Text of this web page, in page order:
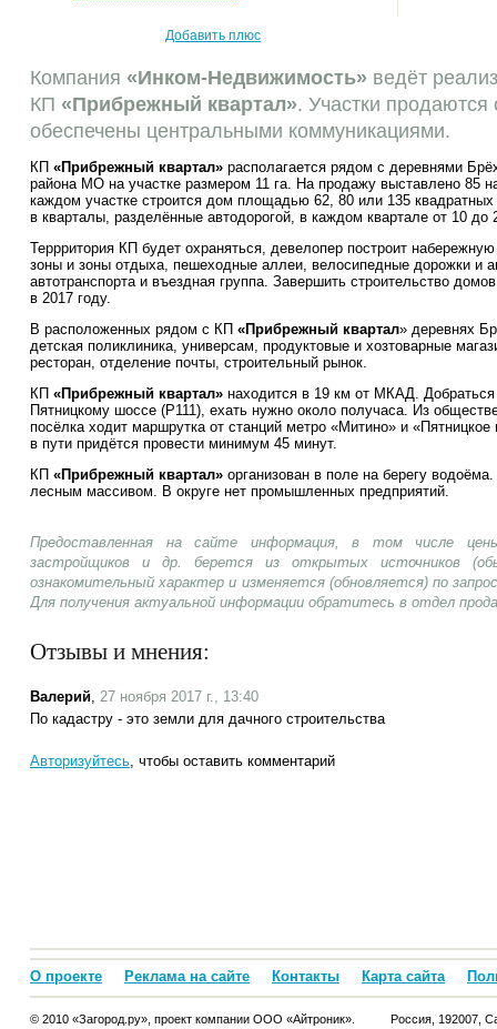
Добавить плюс
Компания «Инком-Недвижимость» ведёт
КП «Прибрежный квартал». Участки
обеспечены центральными коммуникациями.
КП «Прибрежный квартал» располагается рядом с деревнями
района МО на участке размером 11 га. На продажу выставлено 85
каждом участке строится дом площадью 62, 80 или 135
в кварталы, разделённые автодорогой, в каждом квартале от 10 до
Террритория КП будет охраняться, девелопер построит
зоны и зоны отдыха, пешеходные аллеи, велосипедные дорожки и
автотранспорта и въездная группа. Завершить строительство
в 2017 году.
В расположенных рядом с КП «Прибрежный квартал» деревнях
детская поликлиника, универсам, продуктовые и хозтоварные
ресторан, отделение почты, строительный рынок.
КП «Прибрежный квартал» находится в 19 км от МКАД.
Пятницкому шоссе (Р111), ехать нужно около получаса. Из
посёлка ходит маршрутка от станций метро «Митино» и
в пути придётся провести минимум 45 минут.
КП «Прибрежный квартал» организован в поле на берегу
лесным массивом. В округе нет промышленных предприятий.
Предоставленная на сайте информация, в том числе
застройщиков и др. берется из открытых источников
ознакомительный характер и изменяется (обновляется) по
Для получения актуальной информации обратитесь в отдел
Отзывы и мнения:
Валерий, 27 ноября 2017 г., 13:40
По кадастру - это земли для дачного строительства
Авторизуйтесь, чтобы оставить комментарий
О проекте Реклама на сайте Контакты Карта сайта
© 2010 «Загород.ру», проект компании ООО «Айтроник». Россия, 192007,